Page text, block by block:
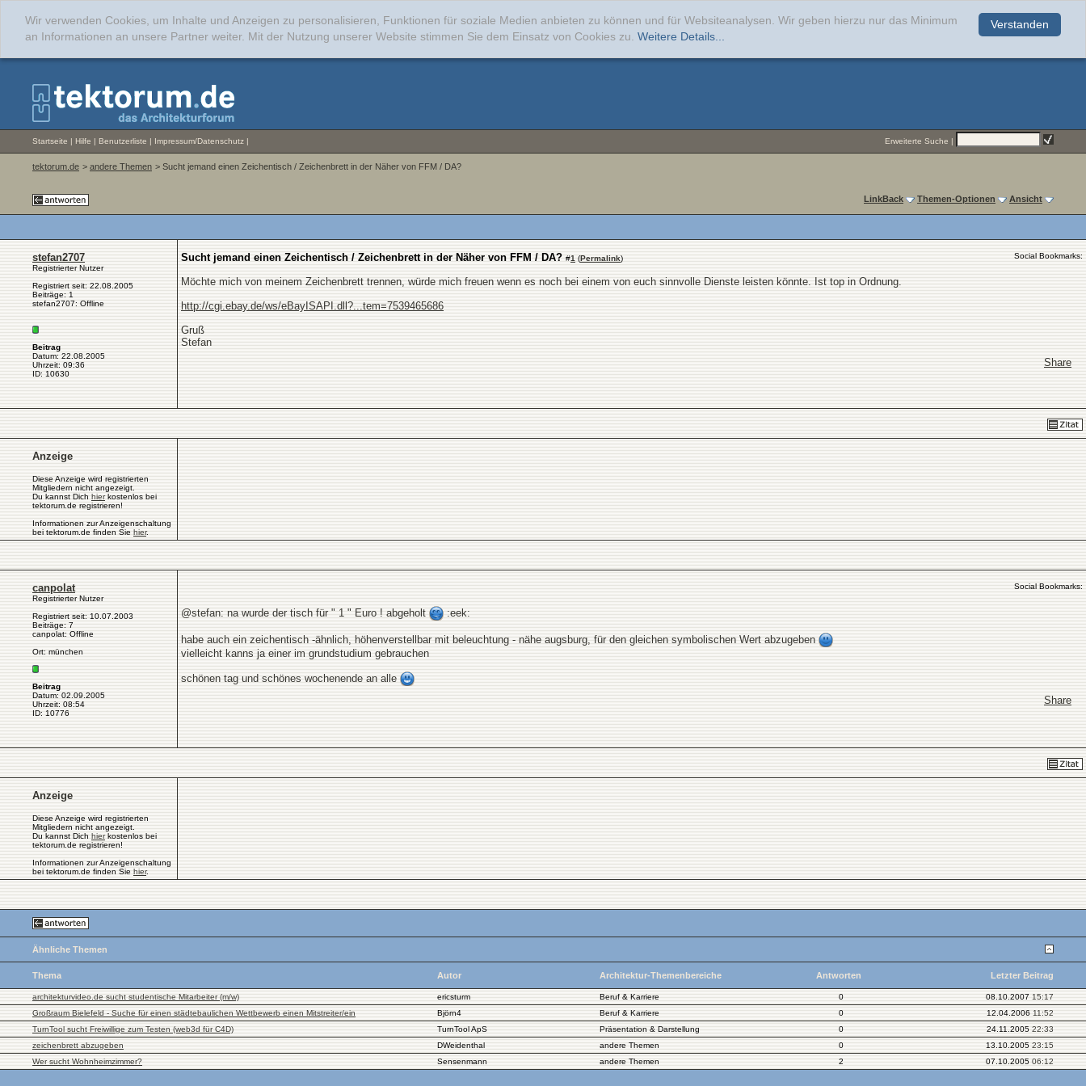
Verstanden
Wir verwenden Cookies, um Inhalte und Anzeigen zu personalisieren, Funktionen für soziale Medien anbieten zu können und für Websiteanalysen. Wir geben hierzu nur das Minimum
an Informationen an unsere Partner weiter. Mit der Nutzung unserer Website stimmen Sie dem Einsatz von Cookies zu. Weitere Details...
Startseite | Hilfe | Benutzerliste | Impressum/Datenschutz | Erweiterte Suche |
tektorum.de > andere Themen > Sucht jemand einen Zeichentisch / Zeichenbrett in der Näher von FFM / DA?
LinkBack Themen-Optionen Ansicht
stefan2707
Registrierter Nutzer
Registriert seit: 22.08.2005
Beiträge: 1
stefan2707: Offline
Beitrag
Datum: 22.08.2005
Uhrzeit: 09:36
ID: 10630
Sucht jemand einen Zeichentisch / Zeichenbrett in der Näher von FFM / DA? #1 (Permalink) Social Bookmarks:
Möchte mich von meinem Zeichenbrett trennen, würde mich freuen wenn es noch bei einem von euch sinnvolle Dienste leisten könnte. Ist top in Ordnung.
http://cgi.ebay.de/ws/eBayISAPI.dll?...tem=7539465686
Gruß
Stefan
Share
Anzeige
Diese Anzeige wird registrierten
Mitgliedern nicht angezeigt.
Du kannst Dich hierkostenlos bei
tektorum.de registrieren!
Informationen zur Anzeigenschaltung
bei tektorum.de finden Sie hier.
canpolat
Registrierter Nutzer
Registriert seit: 10.07.2003
Beiträge: 7
canpolat: Offline
Ort: münchen
Beitrag
Datum: 02.09.2005
Uhrzeit: 08:54
ID: 10776
Social Bookmarks:
@stefan: na wurde der tisch für " 1 " Euro ! abgeholt :eek:
habe auch ein zeichentisch -ähnlich, höhenverstellbar mit beleuchtung - nähe augsburg, für den gleichen symbolischen Wert abzugeben
vielleicht kanns ja einer im grundstudium gebrauchen
schönen tag und schönes wochenende an alle
Share
Anzeige
Diese Anzeige wird registrierten
Mitgliedern nicht angezeigt.
Du kannst Dich hierkostenlos bei
tektorum.de registrieren!
Informationen zur Anzeigenschaltung
bei tektorum.de finden Sie hier.
Ähnliche Themen
Thema Autor Architektur-Themenbereiche Antworten Letzter Beitrag
architekturvideo.de sucht studentische Mitarbeiter (m/w) ericsturm Beruf & Karriere 0 08.10.2007 15:17
Großraum Bielefeld - Suche für einen städtebaulichen Wettbewerb einen Mitstreiter/ein
Björn4 Beruf & Karriere 0 12.04.2006 11:52
TurnTool sucht Freiwillige zum Testen (web3d für C4D)
TurnTool ApS Präsentation & Darstellung 0 24.11.2005 22:33
zeichenbrett abzugeben
DWeidenthal andere Themen 0 13.10.2005 23:15
Wer sucht Wohnheimzimmer?
Sensenmann andere Themen 2 07.10.2005 06:12